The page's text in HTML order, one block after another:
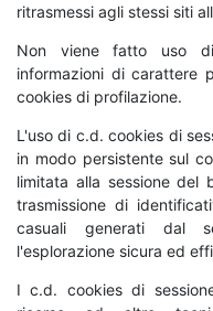
ritrasmessi agli stessi siti
Non viene fatto uso
informazioni di carattere
cookies di profilazione.
L'uso di c.d. cookies di
in modo persistente sul
limitata alla sessione del
trasmissione di
casuali generati dal
l'esplorazione sicura ed
I c.d. cookies di